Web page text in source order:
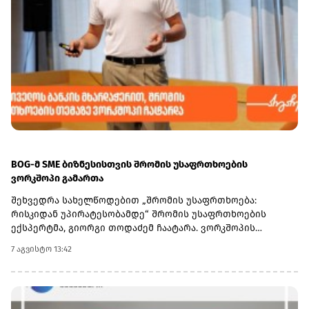
BOG-მ SME ბიზნესისთვის შრომის უსაფრთხოების
ვორკშოპი გამართა
შეხვედრა სახელწოდებით „შრომის უსაფრთხოება:
რისკიდან უპირატესობამდე“ შრომის უსაფრთხოების
ექსპერტმა, გიორგი თოდაძემ ჩაატარა. ვორკშოპის
იმის შესახებ, თუ როგორ იქცევა უსაფრთხოების
სტანდარტების დანერგვა ბიზნესის მდგრადი
განვითარების, ფინანსური სტაბილურობისა და
რეპუტაციის გაძლიერების ინსტრუმენტად.ღონისძიებაზე
7 აგვისტო 13:42